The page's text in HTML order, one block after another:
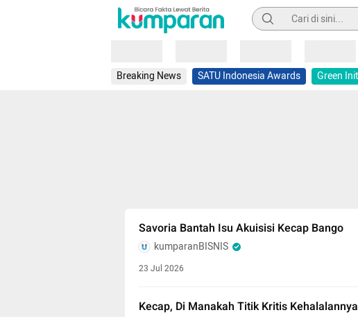
Pencarian
Breaking News SATU Indonesia Awards Green
Savoria Bantah Isu Akuisisi Kecap Bango
kumparanBISNIS
23 Jul 2026
Kecap, Di Manakah Titik Kritis